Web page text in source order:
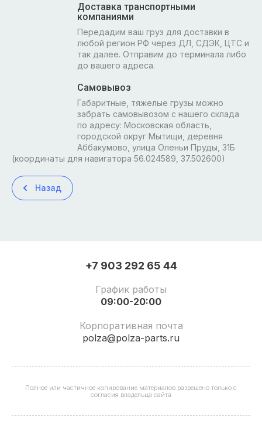
Доставка транспортными
компаниями
Передадим ваш груз для доставки в
любой регион РФ через ДЛ, СДЭК, ЦТС и
так далее. Отправим до терминала либо
до вашего адреса.
Самовывоз
Габаритные, тяжелые грузы можно
забрать самовывозом с нашего склада
по адресу: Московская область,
городской округ Мытищи, деревня
Аббакумово, улица Оленьи Пруды, 31Б
(координаты для навигатора 56.024589, 37.502600)
Назад
+7 903 292 65 44
График работы
09:00-20:00
Корпоративная почта
polza@polza-parts.ru
Полное или частичное копирование материалов разрешено только с
согласия владельца сайта